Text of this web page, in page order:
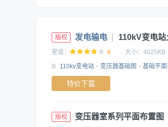
版权 发电输电 110kV变电站土建竣工
星级： 8 大小： 4025KB
110kv变电站
变压器基础图 基础平面
特价下载
版权 变压器室系列平面布置图